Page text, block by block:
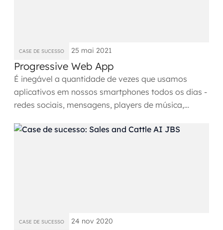
Monitoramento 24x7
Suporte a banco de dados
FinOps
Pentest
CASE DE SUCESSO 25 mai 2021
Progressive Web App
É inegável a quantidade de vezes que usamos
aplicativos em nossos smartphones todos os dias -
redes sociais, mensagens, players de música,
CASE DE SUCESSO 24 nov 2020